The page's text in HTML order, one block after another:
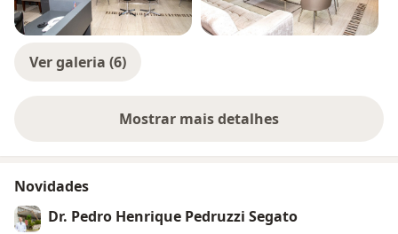
Ver galeria (6)
Mostrar mais detalhes
sobre a experiência
Novidades
Dr. Pedro Henrique Pedruzzi Segato